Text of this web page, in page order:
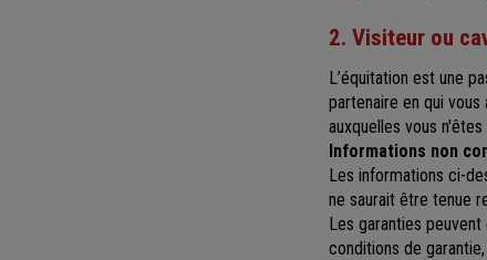
2. Visiteur ou
L’équitation est une
partenaire en qui
auxquelles vous n'êtes
Informations non
Les informations ci-
ne saurait être tenue
Les garanties
conditions de